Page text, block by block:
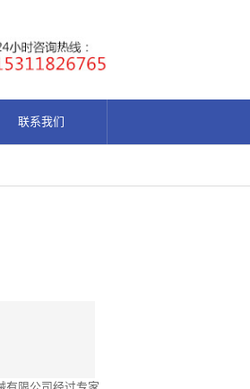
联系我们